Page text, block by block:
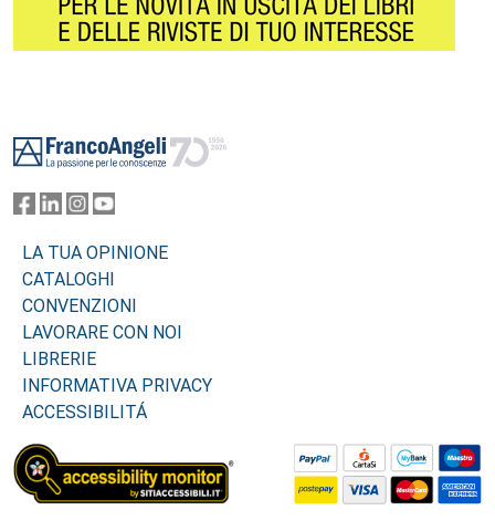
LA TUA OPINIONE
CATALOGHI
CONVENZIONI
LAVORARE CON NOI
LIBRERIE
INFORMATIVA PRIVACY
ACCESSIBILITÁ